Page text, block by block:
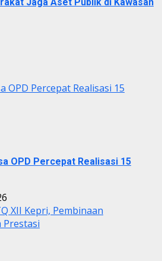
OPD Percepat Realisasi 15
OPD Percepat Realisasi 15
XII Kepri, Pembinaan